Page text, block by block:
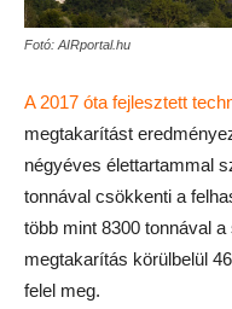
Fotó: AIRportal.hu
A 2017 óta fejlesztett
megtakarítást
négyéves élettartammal
tonnával csökkenti a
több mint 8300 tonnával
megtakarítás körülbelül
felel meg.